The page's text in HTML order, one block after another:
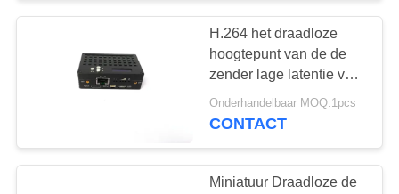
UAV Gegevens -
26
H.264 het draadloze
hoogtepunt van de de
zender lage latentie van
HDMI video -
Onderhandelbaar MOQ:1pcs
CONTACT
Miniatuur Draadloze de